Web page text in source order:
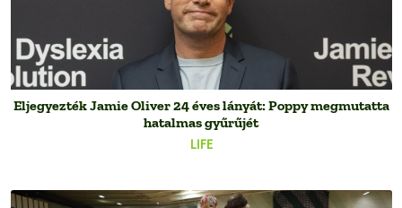
LIFE
Eljegyezték Jamie Oliver 24 éves lányát: Poppy megmutatta
hatalmas gyűrűjét